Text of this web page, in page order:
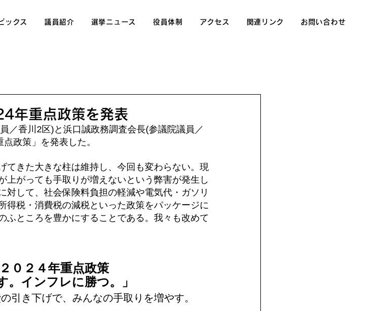
ックス 議員紹介 選挙ニュース 役員体制 アクセス 関連リンク お問い合わせ
年重点政策を発表
／香川2区)と浜口誠政務調査会長(参議院議員／
政策」を発表した。
きた大きな柱は維持し、今回も変わらない。現
上がっても手取りが増えないという弊害が発生し
対して、社会保険料負担の軽減や電気代・ガソリ
得税・消費税の減税といった政策をパッケージに
ふところを豊かにすることである。我々も改めて
０２４年重点政策
。インフレに勝つ。」
引き下げで、みんなの手取りを増やす。